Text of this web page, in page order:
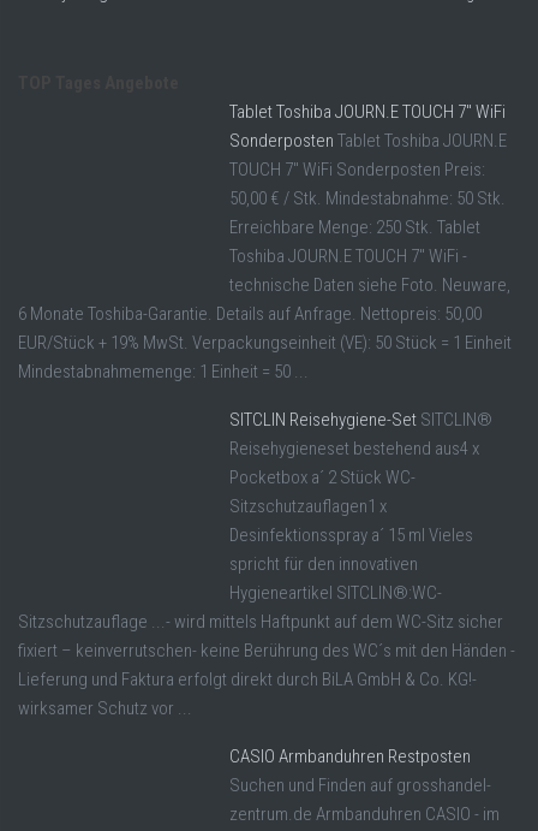
Tablet Toshiba JOURN.E TOUCH 7″ WiFi
Sonderposten Tablet Toshiba JOURN.E
TOUCH 7" WiFi Sonderposten Preis:
50,00 € / Stk. Mindestabnahme: 50 Stk.
Erreichbare Menge: 250 Stk. Tablet
Toshiba JOURN.E TOUCH 7" WiFi -
technische Daten siehe Foto. Neuware,
6 Monate Toshiba-Garantie. Details auf Anfrage. Nettopreis: 50,00
EUR/Stück + 19% MwSt. Verpackungseinheit (VE): 50 Stück = 1 Einheit
Mindestabnahmemenge: 1 Einheit = 50 ...
SITCLIN Reisehygiene-Set SITCLIN®
Reisehygieneset bestehend aus4 x
Pocketbox a´ 2 Stück WC-
Sitzschutzauflagen1 x
Desinfektionsspray a´ 15 ml Vieles
spricht für den innovativen
Hygieneartikel SITCLIN®:WC-
Sitzschutzauflage ...- wird mittels Haftpunkt auf dem WC-Sitz sicher
fixiert – keinverrutschen- keine Berührung des WC´s mit den Händen -
Lieferung und Faktura erfolgt direkt durch BiLA GmbH & Co. KG!-
wirksamer Schutz vor ...
CASIO Armbanduhren Restposten
Suchen und Finden auf grosshandel-
zentrum.de Armbanduhren CASIO - im